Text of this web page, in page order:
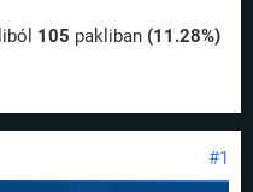
105 pakliban (11.28%)
#1